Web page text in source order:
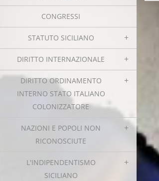
CONGRESSI
STATUTO SICILIANO
DIRITTO INTERNAZIONALE
DIRITTO ORDINAMENTO
INTERNO STATO ITALIANO
COLONIZZATORE
NAZIONI E POPOLI NON
RICONOSCIUTE
L'INDIPENDENTISMO
SICILIANO